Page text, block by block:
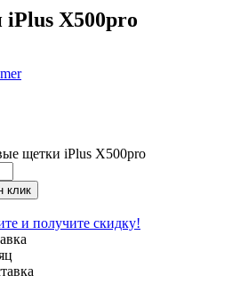
X500pro
щетки iPlus X500pro
клик
и получите скидку!